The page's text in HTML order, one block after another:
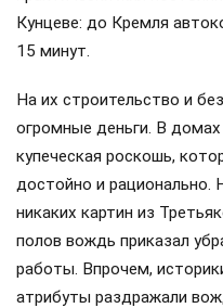
Кунцеве: до Кремля
15 минут.
На их строительство и
огромные деньги. В домах
купеческая роскошь,
достойно и рационально.
никаких картин из
полов вождь приказал
работы. Впрочем,
атрибуты раздражали